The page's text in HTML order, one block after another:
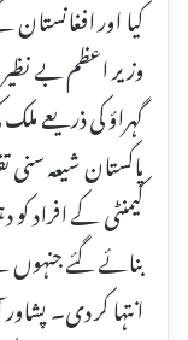
کیا اور
وزیر اعظم بے
گہراؤ کی ذریعے
پاکستان شیعہ سنی
کیمنٹی کے افراد
بنائے گئے
انتہا کر دی۔